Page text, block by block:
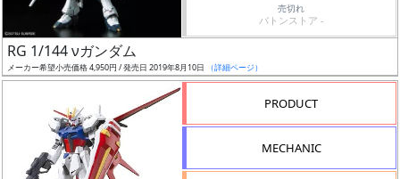
ド
検
索
売切れ
バトンストア -
RG 1/144 νガンダム
メーカー希望小売価格 4,950円 / 発売日 2019年8月10日 （詳細ページ）
PRODUCT
MECHANIC